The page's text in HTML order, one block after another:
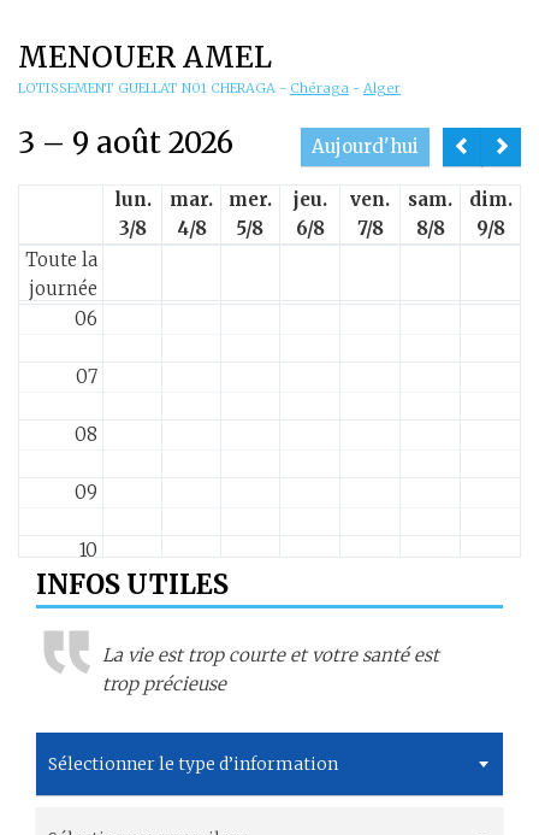
MENOUER AMEL
LOTISSEMENT GUELLAT N01 CHERAGA - Chéraga - Alger
3 – 9 août 2026 Aujourd'hui
lun.
3/8
mar.
4/8
mer.
5/8
jeu.
6/8
ven.
7/8
sam.
8/8
dim.
9/8
Toute la
journée
02
03
05
06
07
08
09
10
11
12
INFOS UTILES
La vie est trop courte et votre santé est
trop précieuse
Sélectionner le type d’information